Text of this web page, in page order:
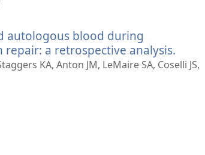
janela)
autologous blood during
a retrospective analysis.
uma
KA, Anton JM, LeMaire SA, Coselli JS,